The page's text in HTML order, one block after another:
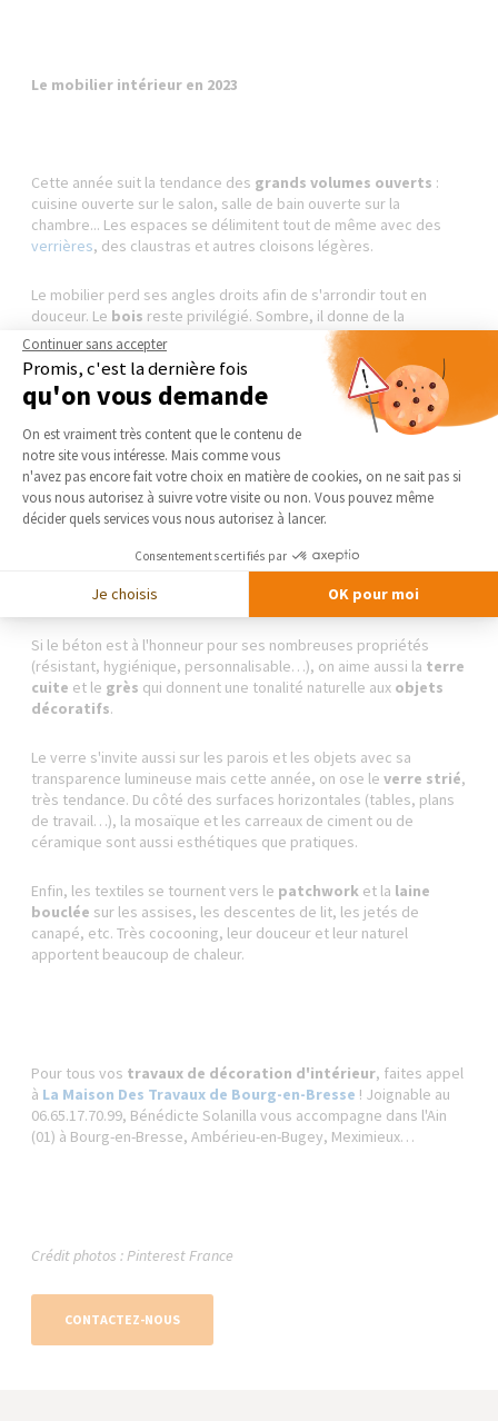
Le mobilier intérieur en 2023
Cette année suit la tendance des grands volumes ouverts :
cuisine ouverte sur le salon, salle de bain ouverte sur la
chambre... Les espaces se délimitent tout de même avec des
verrières, des claustras et autres cloisons légères.
Le mobilier perd ses angles droits afin de s'arrondir tout en
douceur. Le bois reste privilégié. Sombre, il donne de la
profondeur ; clair, il apporte de la lumière.
On apprécie également le béton pour son aspect brut et le
tadelakt(enduit marocain), que l'on utilise en création de
mobilier sur-mesure dans la cuisine, la salle de bain, la chambre,
le salon…
Les matériaux tendances de 2023
Si le béton est à l'honneur pour ses nombreuses propriétés
(résistant, hygiénique, personnalisable…), on aime aussi la terre
cuite et le grès qui donnent une tonalité naturelle aux objets
décoratifs.
Le verre s'invite aussi sur les parois et les objets avec sa
transparence lumineuse mais cette année, on ose leverre strié,
très tendance. Du côté des surfaces horizontales (tables, plans
de travail…), la mosaïque et les carreaux de ciment ou de
céramique sont aussi esthétiques que pratiques.
Enfin, les textiles se tournent vers le patchwork et la laine
bouclée sur les assises, les descentes de lit, les jetés de
canapé, etc. Très cocooning, leur douceur et leur naturel
apportent beaucoup de chaleur.
Pour tous vos travaux de décoration d'intérieur, faites appel
à La Maison Des Travaux de Bourg-en-Bresse ! Joignable au
06.65.17.70.99, Bénédicte Solanilla vous accompagne dans l'Ain
(01) à Bourg-en-Bresse, Ambérieu-en-Bugey, Meximieux…
Crédit photos : Pinterest France
CONTACTEZ-NOUS
Continuer sans accepter
Promis, c'est la dernière fois
qu'on vous demande
Plateforme de Gestion du
On est vraiment très content que le contenu de
notre site vous intéresse. Mais comme vous
n'avez pas encore fait votre choix en matière de cookies, on ne sait pas si
vous nous autorisez à suivre votre visite ou non. Vous pouvez même
décider quels services vous nous autorisez à lancer.
Consentements certifiés par
Je choisis OK pour moi
Axeptio consent